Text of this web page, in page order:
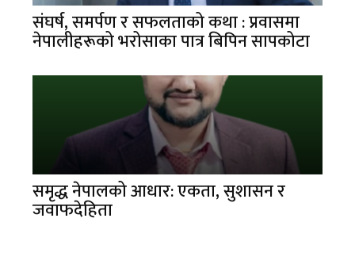
संघर्ष, समर्पण र सफलताको कथा : प्रवासमा
नेपालीहरूको भरोसाका पात्र बिपिन सापकोटा
समृद्ध नेपालको आधार: एकता, सुशासन र
जवाफदेहिता